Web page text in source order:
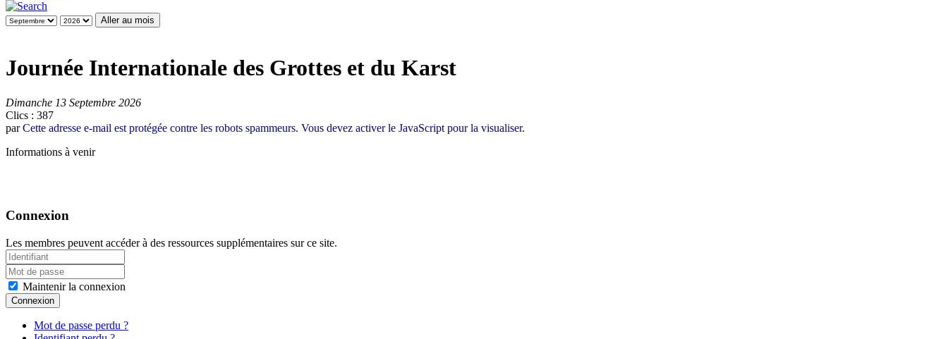
Aller au mois
Journée Internationale des Grottes et du Karst
Dimanche 13 Septembre 2026
Clics : 387
parCette adresse e-mail est protégée contre les robots spammeurs. Vous devez activer le JavaScript pour la visualiser.
Informations à venir
Connexion
Les membres peuvent accéder à des ressources supplémentaires sur ce site.
Maintenir la connexion
Connexion
Mot de passe perdu ?